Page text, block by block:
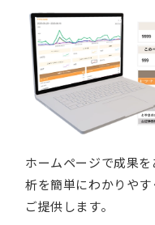
ホームページで成果
析を簡単にわかりや
ご提供します。